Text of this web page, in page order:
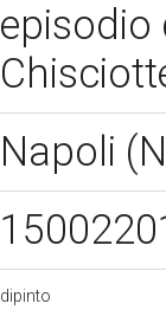
episodio
Napoli
dipinto